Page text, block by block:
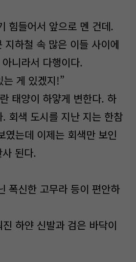
힘들어서 앞으로 멘 건데.
하철 속 많은 이들 사이에
니라서 다행이다.
게 있겠지!”
태양이 하얗게 변한다. 하
회색 도시를 지난 지는 한참
는데 이제는 회색만 보인
된다.
폭신한 고무라 등이 편안하
하얀 신발과 검은 바닥이